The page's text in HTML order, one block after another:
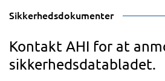
Sikkerhedsdokumenter
Kontakt AHI for at
sikkerhedsdatabladet.